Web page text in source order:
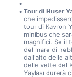
Tour di Huser
che
tour di Kavron
minibus che
magnifici. Se il
del mare di
dall'alto delle
delle vette del
Yaylası durerà